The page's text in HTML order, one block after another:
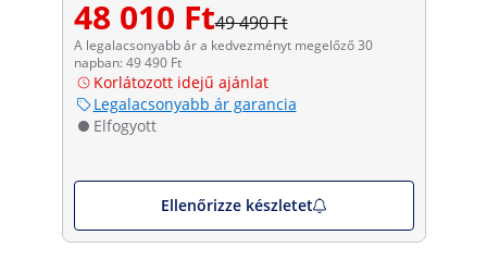
48 010 Ft49 490 Ft
A legalacsonyabb ár a kedvezményt megelőző 30
napban: 49 490 Ft
Korlátozott idejű ajánlat
Legalacsonyabb ár garancia
Elfogyott
Ellenőrizze készletet